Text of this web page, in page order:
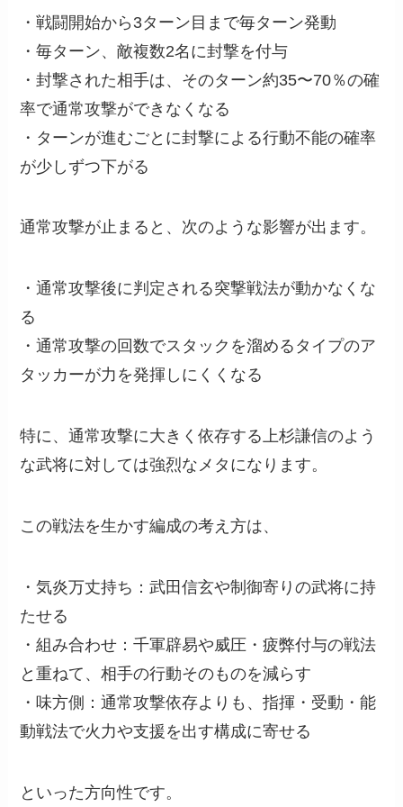
・戦闘開始から3ターン目まで毎ターン発動
・毎ターン、敵複数2名に封撃を付与
・封撃された相手は、そのターン約35〜70％の確
率で通常攻撃ができなくなる
・ターンが進むごとに封撃による行動不能の確率
が少しずつ下がる
通常攻撃が止まると、次のような影響が出ます。
・通常攻撃後に判定される突撃戦法が動かなくな
る
・通常攻撃の回数でスタックを溜めるタイプのア
タッカーが力を発揮しにくくなる
特に、通常攻撃に大きく依存する上杉謙信のよう
な武将に対しては強烈なメタになります。
この戦法を生かす編成の考え方は、
・気炎万丈持ち：武田信玄や制御寄りの武将に持
たせる
・組み合わせ：千軍辟易や威圧・疲弊付与の戦法
と重ねて、相手の行動そのものを減らす
・味方側：通常攻撃依存よりも、指揮・受動・能
動戦法で火力や支援を出す構成に寄せる
といった方向性です。